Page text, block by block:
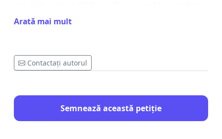
să se îngrijească de marile comunități românești,
exclusiv de elite, evitând interacțiunea reală cu toți
Efortul superficial și sinecurile au adus România în
această situație.
Arată mai mult
Contactați autorul
Semnează această petiție